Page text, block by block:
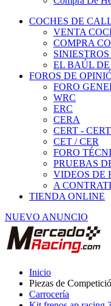
COCHES DE
VENTA
COMPRA
EL BAÚL DE
FOROS DE
FORO
WRC
ERC
CERA
CERT -
CET / CER
FORO
PRUEBAS
VIDEOS DE
A
TIENDA ONLINE
NUEVO ANUNCIO
Piezas de Competición
Carrocería
Kit frenos ap racing